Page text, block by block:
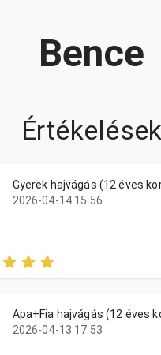
Bence
Értékelések
Gyerek hajvágás (12 éves
2026-04-14 15:56
Apa+Fia hajvágás (12 éves
2026-04-13 17:53